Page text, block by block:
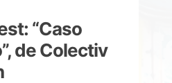
“Caso
de Colectiv